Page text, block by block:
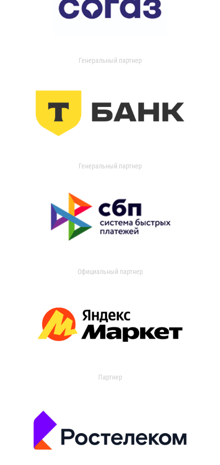
Генеральный партнер
Генеральный партнер
Официальный партнер
Партнер